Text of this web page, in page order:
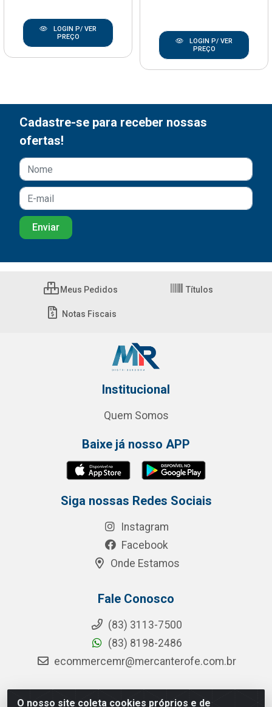
LOGIN P/ VER
PREÇO
LOGIN P/ VER
PREÇO
O nosso site coleta cookies próprios e de
Cadastre-se para receber nossas
ofertas!
Meus Pedidos Títulos
Notas Fiscais
Institucional
Quem Somos
Baixe já nosso APP
Siga nossas Redes Sociais
Instagram
Facebook
Onde Estamos
Fale Conosco
(83) 3113-7500
(83) 8198-2486
ecommercemr@mercanterofe.com.br